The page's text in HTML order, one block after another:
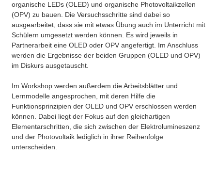
organische LEDs (OLED) und organische Photovoltaikzellen
(OPV) zu bauen. Die Versuchsschritte sind dabei so
ausgearbeitet, dass sie mit etwas Übung auch im Unterricht mit
Schülern umgesetzt werden können. Es wird jeweils in
Partnerarbeit eine OLED oder OPV angefertigt. Im Anschluss
werden die Ergebnisse der beiden Gruppen (OLED und OPV)
im Diskurs ausgetauscht.
Im Workshop werden außerdem die Arbeitsblätter und
Lernmodelle angesprochen, mit deren Hilfe die
Funktionsprinzipien der OLED und OPV erschlossen werden
können. Dabei liegt der Fokus auf den gleichartigen
Elementarschritten, die sich zwischen der Elektrolumineszenz
und der Photovoltaik lediglich in ihrer Reihenfolge
unterscheiden.